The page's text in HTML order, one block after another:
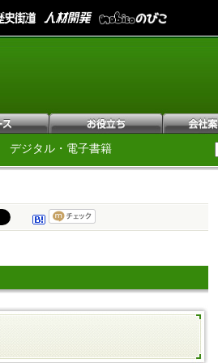
デジタル・電子書籍